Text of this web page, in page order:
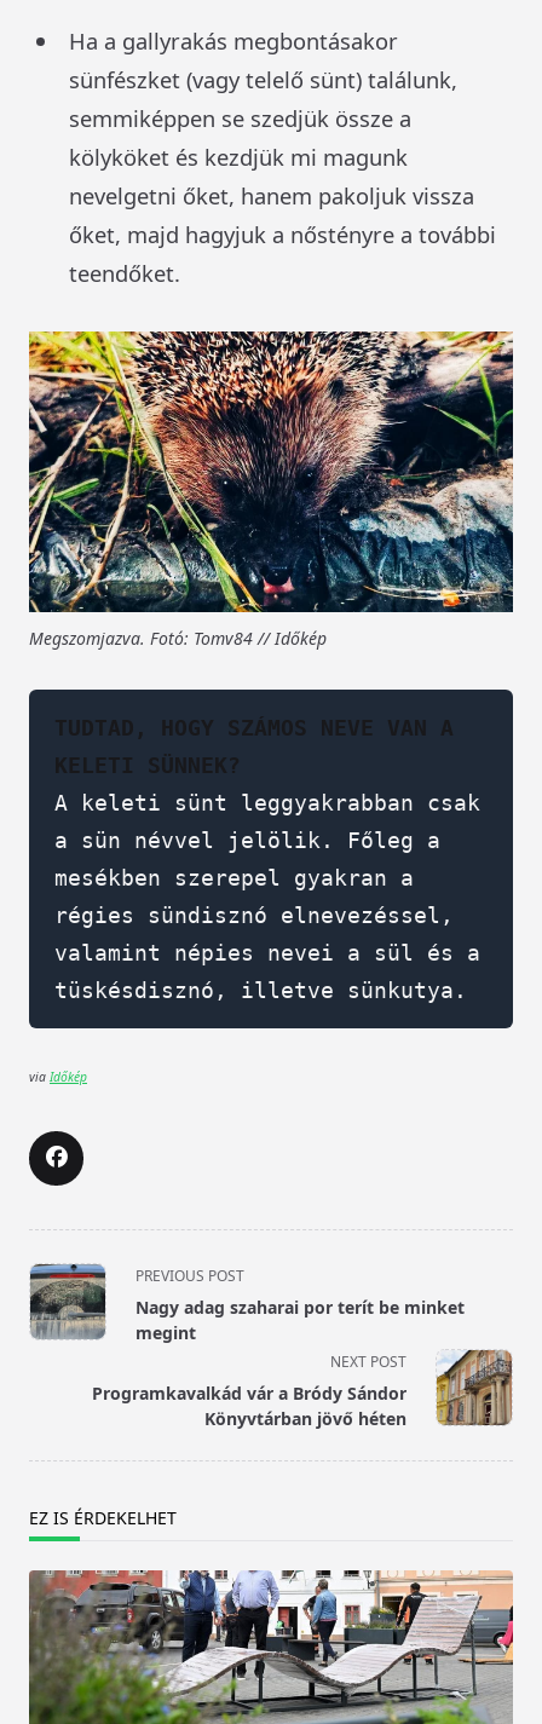
Ha a gallyrakás megbontásakor
sünfészket (vagy telelő sünt) találunk,
semmiképpen se szedjük össze a
kölyköket és kezdjük mi magunk
nevelgetni őket, hanem pakoljuk vissza
őket, majd hagyjuk a nőstényre a további
teendőket.
Megszomjazva. Fotó: Tomv84 // Időkép
TUDTAD, HOGY SZÁMOS NEVE VAN A
KELETI SÜNNEK?
A keleti sünt leggyakrabban csak
a sün névvel jelölik. Főleg a
mesékben szerepel gyakran a
régies sündisznó elnevezéssel,
valamint népies nevei a sül és a
tüskésdisznó, illetve sünkutya.
via Időkép
<span
class="nav-
subtitle
reader-
PREVIOUS POST
Nagy adag szaharai por terít be minket
megint
NEXT POST
Programkavalkád vár a Bródy Sándor
Könyvtárban jövő héten
EZ IS ÉRDEKELHET